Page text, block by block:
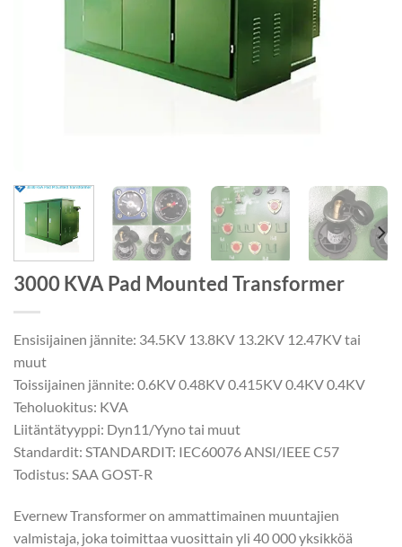
3000 KVA Pad Mounted Transformer
Ensisijainen jännite: 34.5KV 13.8KV 13.2KV 12.47KV tai
muut
Toissijainen jännite: 0.6KV 0.48KV 0.415KV 0.4KV 0.4KV
Teholuokitus: KVA
Liitäntätyyppi: Dyn11/Yyno tai muut
Standardit: STANDARDIT: IEC60076 ANSI/IEEE C57
Todistus: SAA GOST-R
Evernew Transformer on ammattimainen muuntajien
valmistaja, joka toimittaa vuosittain yli 40 000 yksikköä